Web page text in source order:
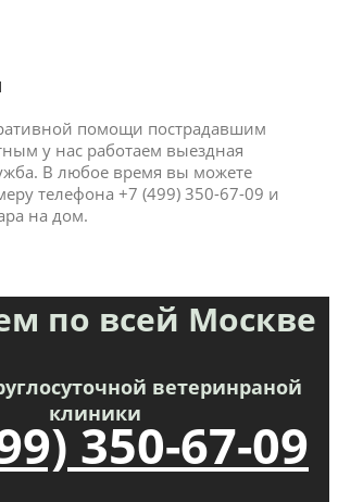
помощи пострадавшим
у нас работаем выездная
В любое время вы можете
телефона +7 (499) 350-67-09 и
на дом.
по всей Москве
ветеринраной
клиники
350-67-09